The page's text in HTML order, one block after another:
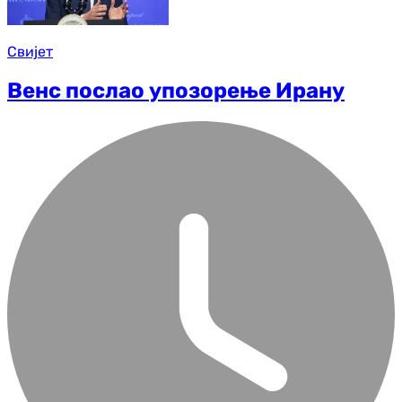
Свијет
Венс послао упозорење Ирану